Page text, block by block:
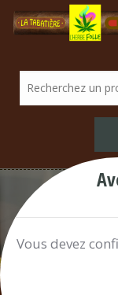
/ Shop
Vous devez